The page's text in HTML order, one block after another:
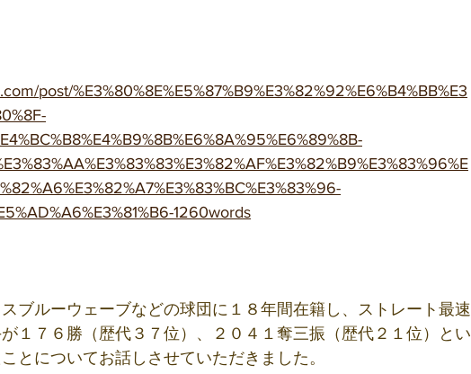
post/%E3%80%8E%E5%87%B9%E3%82%92%E6%B4%BB%E3
1260words
ブルーウェーブなどの球団に１８年間在籍し、ストレート最速
１７６勝（歴代３７位）、２０４１奪三振（歴代２１位）とい
とについてお話しさせていただきました。